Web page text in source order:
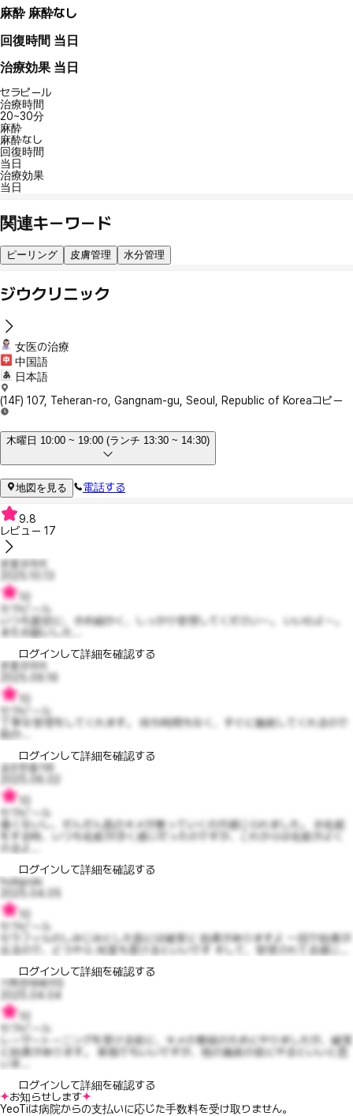
麻酔 麻酔なし
回復時間 当日
治療効果 当日
セラピール
治療時間
20~30分
麻酔
麻酔なし
回復時間
当日
治療効果
当日
関連キーワード
ピーリング 皮膚管理 水分管理
ジウクリニック
女医の治療
中国語
日本語
(14F) 107, Teheran-ro, Gangnam-gu, Seoul, Republic of Koreaコピー
木曜日 10:00 ~ 19:00 (ランチ 13:30 ~ 14:30)
地図を見る 電話する
9.8
レビュー 17
분홍코끼리
セラピール
いつも親切に、きめ細かく、しっかり管理してください〜。 いいわよ〜。
またお願いした...
ログインして詳細を確認する
분홍코끼리
2025.09.16
セラピール
丁寧な管理をしてくれます。 待ち時間もなく、すぐに施術してくれるので
助か...
ログインして詳細を確認する
공손한올가6
セラピール
痛くないし、だんだん肌のキメが整っていくのが感じられました。 お化粧
をする時、いつも化粧が浮く感じだったのですが、これからは化粧がよく
のるよ...
ログインして詳細を確認する
hokipoki
2025.04.05
セラピール
セラフィルのしみじみとした肌には確実に 効果がありますよ 一回で効果が
出るので、どうやら 何度も受けるといいです そして、管理されてる感じ...
ログインして詳細を確認する
기특한레베카5
2025.04.04
セラピール
レーザートーニングを受ける前に、キメの整頓のためにやりましたが、確実
に効果があります。 単独でもいいですが、他の施術の前にやるといいと思
ログインして詳細を確認する
お知らせします
YeoTiは病院からの支払いに応じた手数料を受け取りません。